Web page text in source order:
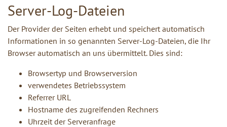
Server-Log-Dateien
Der Provider der Seiten erhebt und speichert automatisch
Informationen in so genannten Server-Log-Dateien, die Ihr
Browser automatisch an uns übermittelt. Dies sind:
Browsertyp und Browserversion
verwendetes Betriebssystem
Referrer URL
Hostname des zugreifenden Rechners
Uhrzeit der Serveranfrage